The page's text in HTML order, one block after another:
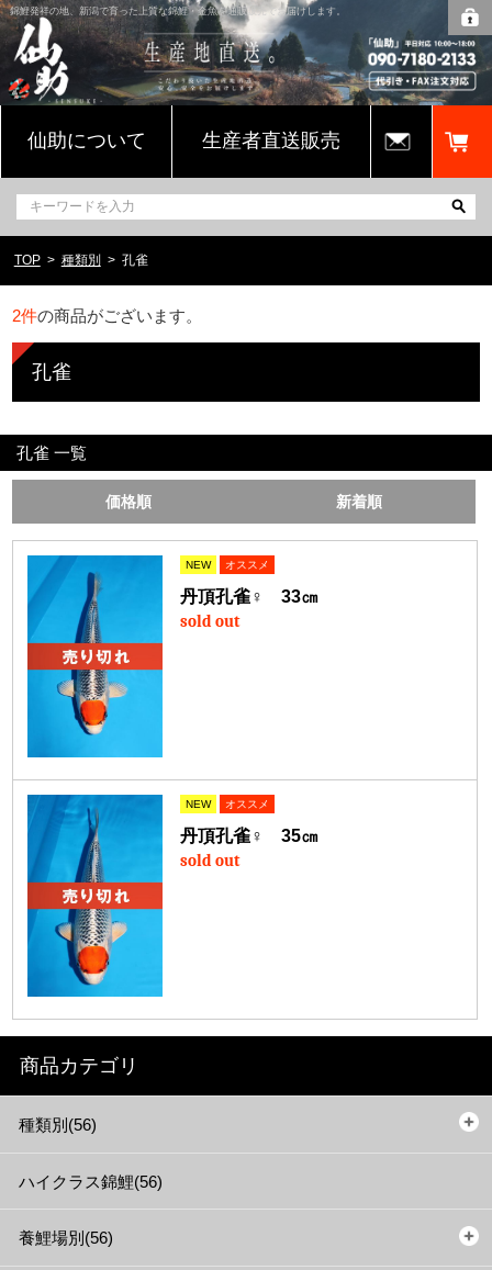
錦鯉発祥の地、新潟で育った上質な錦鯉・金魚を通販販売でお届けします。
仙助について 生産者直送販売
TOP 種類別 孔雀
2件の商品がございます。
孔雀
孔雀 一覧
価格順 新着順
NEW オススメ
丹頂孔雀♀ 33㎝
sold out
NEW オススメ
丹頂孔雀♀ 35㎝
sold out
商品カテゴリ
種類別(56)
ハイクラス錦鯉(56)
養鯉場別(56)